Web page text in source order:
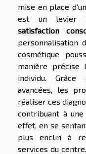
mise en place d'un
est un levier
satisfaction
personnalisation
cosmétique
manière précise
individu. Grâce
avancées, les
réaliser ces
contribuant à
effet, en se
plus enclin à
services du